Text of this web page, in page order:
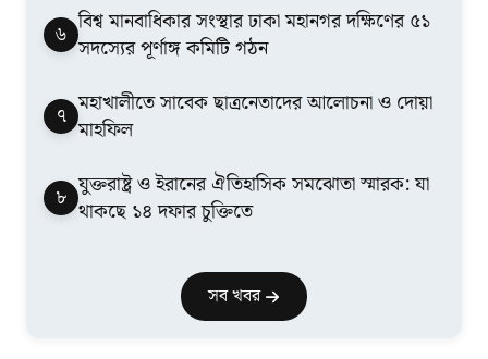
৬ বিশ্ব মানবাধিকার সংস্থার ঢাকা মহানগর দক্ষিণের ৫১
সদস্যের পূর্ণাঙ্গ কমিটি গঠন
৭ মহাখালীতে সাবেক ছাত্রনেতাদের আলোচনা ও দোয়া
মাহফিল
৮ যুক্তরাষ্ট্র ও ইরানের ঐতিহাসিক সমঝোতা স্মারক: যা
থাকছে ১৪ দফার চুক্তিতে
সব খবর